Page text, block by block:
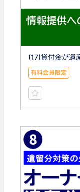
(17)貸付金が遺
有料会員限定